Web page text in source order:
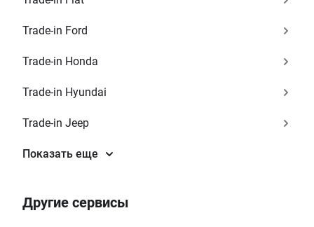
Trade-in Ford
Trade-in Honda
Trade-in Hyundai
Trade-in Jeep
Показать еще
Другие сервисы